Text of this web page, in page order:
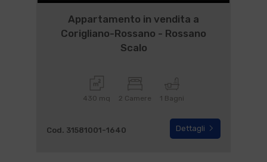
Appartamento in vendita a
Corigliano-Rossano - Rossano
Scalo
430 mq 2 Camere 1 Bagni
Cod. 31581001-1640 Dettagli